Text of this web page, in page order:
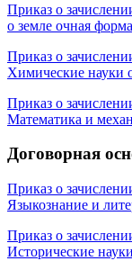
Приказ о
о земле очная
Приказ о
Химические науки
Приказ о
Математика и
Договорная
Приказ о
Языкознание и
Приказ о
Исторические